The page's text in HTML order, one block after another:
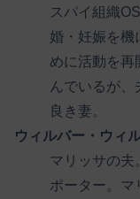
スパイ組織
婚・妊娠を機
めに活動を再
んでいるが、
良き妻。
ウィルバー・ウィ
マリッサの夫
ポーター。マ